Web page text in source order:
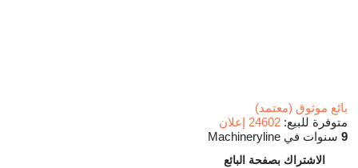
بائع موثوق (معتمد)
متوفرة للبيع: 24602 إعلان
9 سنوات في Machineryline
الاشتراك بصفحة البائع